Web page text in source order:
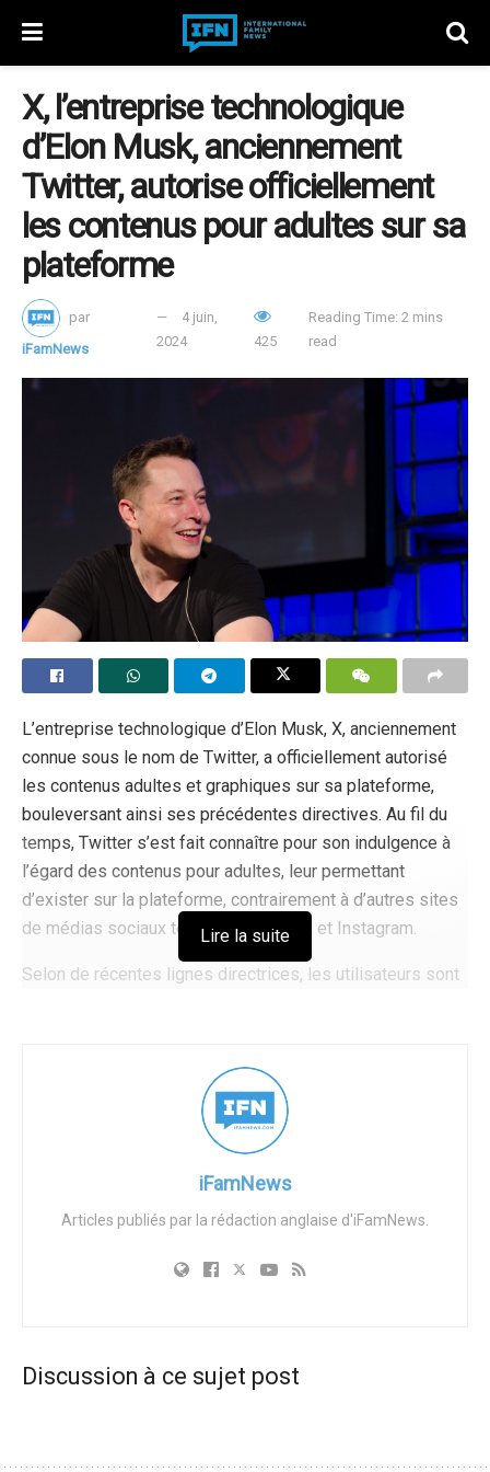
X, l’entreprise technologique
d’Elon Musk, anciennement
Twitter, autorise officiellement
les contenus pour adultes sur sa
plateforme
par
iFamNews
4 juin,
2024
425
Reading Time: 2 mins
read
L’entreprise technologique d’Elon Musk, X, anciennement
connue sous le nom de Twitter, a officiellement autorisé
les contenus adultes et graphiques sur sa plateforme,
bouleversant ainsi ses précédentes directives. Au fil du
temps, Twitter s’est fait connaître pour son indulgence à
l’égard des contenus pour adultes, leur permettant
d’exister sur la plateforme, contrairement à d’autres sites
de médias sociaux tels que Facebook et Instagram.
Selon de récentes lignes directrices, les utilisateurs sont
et diffusés de manière consensuelle. Les règlements
renforcés indiquent que « l’expression sexuelle, visuelle
ou écrite, peut être une forme légitime d’expression
Les contenus pour adultes doivent respecter des
étiquetés et ne pas être affichés de manière visible dans
régulièrement des contenus pour adultes devront classer
leurs images et leurs vidéos dans la catégorie des
Lire la suite
iFamNews
Articles publiés par la rédaction anglaise d'iFamNews.
Discussion à ce sujet post